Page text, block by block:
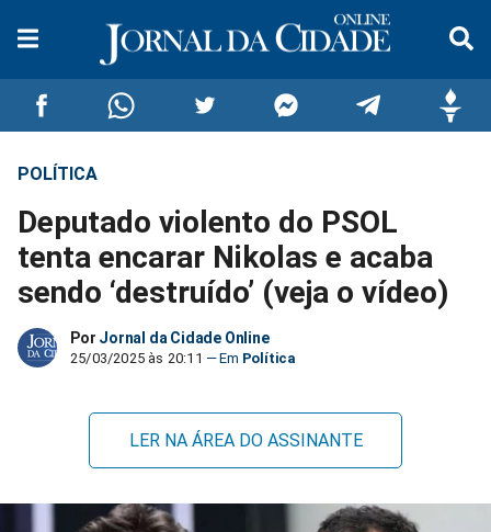
Compartilhar
no
Facebook
Compartilhar
no
Whatsapp
no
Twitter
no
Messenger
no
TelegramGettr
POLÍTICA
Deputado violento do PSOL
tenta encarar Nikolas e acaba
sendo ‘destruído’ (veja o vídeo)
Por Jornal da Cidade Online
25/03/2025 às 20:11 Política
LER NA ÁREA DO ASSINANTE